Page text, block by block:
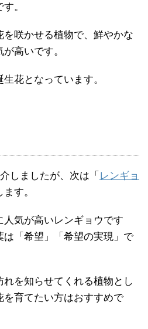
。
を咲かせる植物で、鮮やかな
高いです。
花となっています。
しましたが、次は「 レンギョ
す。
気が高いレンギョウです
は「希望」「希望の実現」で
を知らせてくれる植物とし
を育てたい方はおすすめで